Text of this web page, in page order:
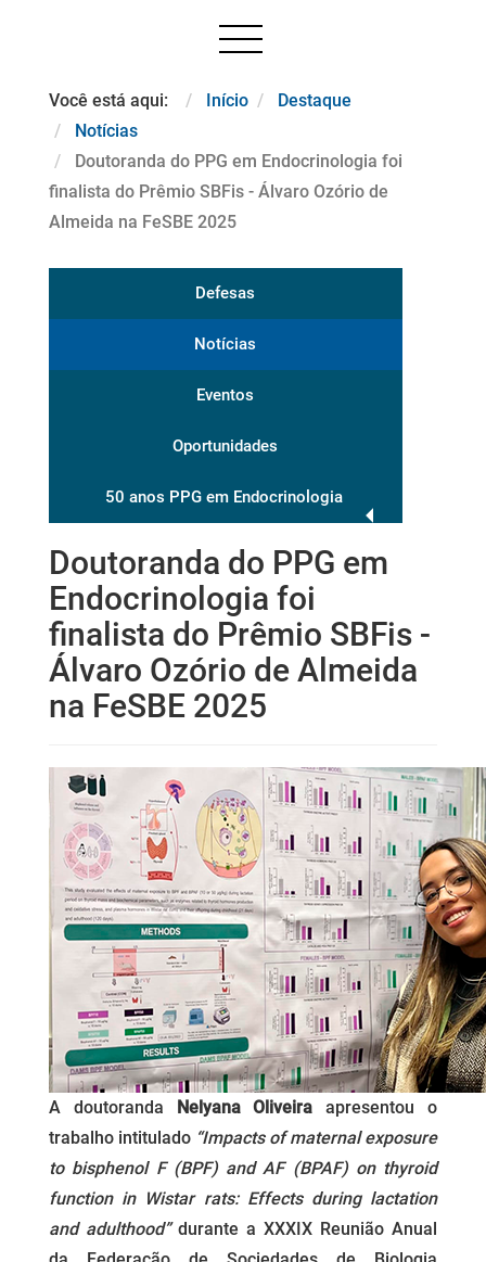
Você está aqui: Início
Destaque
Notícias
Doutoranda do PPG em Endocrinologia foi
finalista do Prêmio SBFis - Álvaro Ozório de
Almeida na FeSBE 2025
Defesas
Notícias
Eventos
Oportunidades
50 anos PPG em Endocrinologia
Doutoranda do PPG em
Endocrinologia foi
finalista do Prêmio SBFis -
Álvaro Ozório de Almeida
na FeSBE 2025
A doutoranda Nelyana Oliveira apresentou o
trabalho intitulado “Impacts of maternal exposure
to bisphenol F (BPF) and AF (BPAF) on thyroid
function in Wistar rats: Effects during lactation
and adulthood”durante a XXXIX Reunião Anual